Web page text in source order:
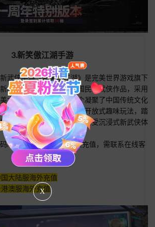
3.新笑傲江湖手游
武侠手游《新笑傲江湖》是完美世界游戏旗下
品。游戏改编自金庸的国民级武侠作品，采用
术风格，首次展现出一个凝聚了中国传统文化
创剧情，国风潮流画风，开放式趣味玩法，踏
古韵国风的精髓与魅力，感受沉浸式新武侠体
/账号密码/微信/QQ登录充值， 需联系在线客
大陆服海外充值
澳服海外充值
X